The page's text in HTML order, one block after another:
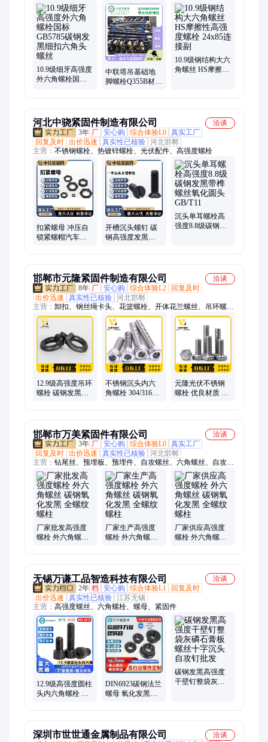
栓、Q355B预埋锚栓、3米镀锌丝杆
10.9级细牙高强度
外六角螺栓国标
中联塔吊基础地
脚螺栓Q355B材质
10.9级钢结构大六
角螺丝 HS摩擦性
河北中骁紧固件制造有限公司
洽谈
3年 厂 安心购 综合体验L0 真实工厂
回复及时 出价迅速 真实性已核验 河北邯郸
主营： 不锈钢螺栓、热镀锌螺栓、光伏配件、高强度螺栓
扣紧螺母 冲压自
锁紧螺帽汽车防
开槽沉头螺钉 碳
钢高强度发黑镀
沉头单耳螺栓高
强度8.8级碳钢发
邯郸市元隆紧固件制造有限公司
洽谈
8年 厂 安心购 综合体验L2
回复及时
出价迅速
真实性已核验 河北邯郸
主营： 卸扣、钢丝绳卡头、花篮螺栓、开体花兰螺丝、吊环螺栓
螺母、鸡心环、吊装带、万向旋转吊环、光伏螺栓、链条
12.9级高强度吊环
螺栓 碳钢发黑起
不锈钢沉头内六
角螺栓 304/316圆
元隆光伏不锈钢
螺栓 优良材质 耐
邯郸市万美紧固件有限公司
洽谈
3年 厂 安心购 综合体验L0 真实工厂
回复及时 出价迅速 真实性已核验 河北邯郸
主营： 钻尾丝、预埋板、预埋件、自攻螺丝、六角螺丝、自攻
丝、连接件、扣丝杠、扣丝杆、镀锌丝杆、防水支架、镀锌牙
条、镀锌丝杠、六角螺栓、法兰螺母、化学锚栓、自攻螺钉、钢
筋套筒、螺栓定制、弹簧垫片、穿墙丝杠、一体盖母、穿墙螺
杆、光伏配件、膨胀螺栓
厂家批发高强度
螺栓 外六角螺丝
厂家生产高强度
螺栓 外六角螺丝
厂家供应高强度
螺栓 外六角螺丝
无锡万谦工品智造科技有限公司
洽谈
2年 档 安心购 综合体验L1
回复及时
出价迅速
真实性已核验 江苏无锡
主营： 高强度螺丝、六角螺栓、螺母、紧固件
12.9级高强度圆柱
头内六角螺栓 碳
DIN6923碳钢法兰
螺母 氧化发黑止
碳钢发黑高强度
干壁钉整袋灰磷
深圳市世世通金属制品有限公司
洽谈